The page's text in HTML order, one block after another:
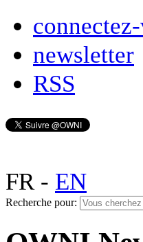
newsletter
RSS
FR- EN
Recherche pour: